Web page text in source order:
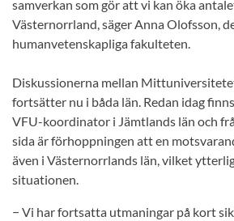
samverkan som gör att vi kan öka
Västernorrland, säger Anna Olofsson,
humanvetenskapliga fakulteten.
Diskussionerna mellan
fortsätter nu i båda län. Redan idag
VFU-koordinator i Jämtlands län och
sida är förhoppningen att en
även i Västernorrlands län, vilket
situationen.
− Vi har fortsatta utmaningar på kort